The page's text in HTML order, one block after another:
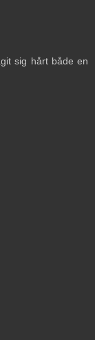
sig hårt både en